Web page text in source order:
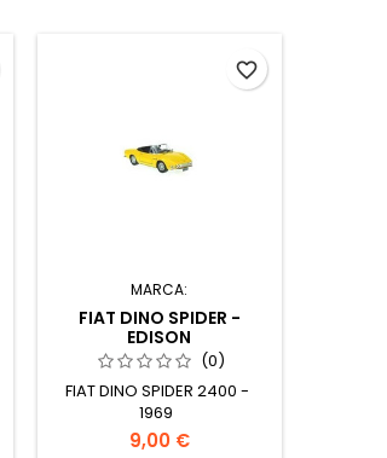
MARCA:
FIAT DINO SPIDER -
EDISON
(0)
FIAT DINO SPIDER 2400 -
1969
9,00 €
favorite_border